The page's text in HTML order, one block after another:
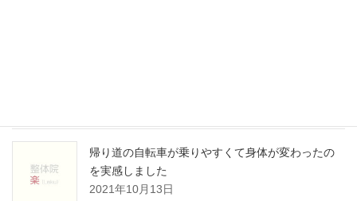
帰り道の自転車が乗りやすくて身体が変わったの
を実感しました
2021年10月13日